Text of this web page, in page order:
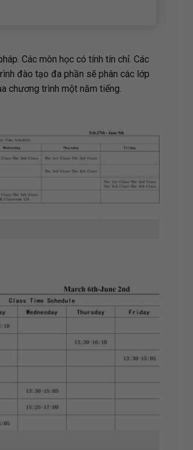
Các môn học có tính tín chỉ. Các
đào tạo đa phần sẽ phân các lớp
chương trình một năm tiếng.